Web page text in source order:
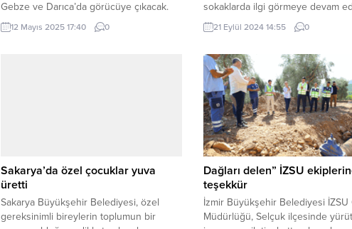
Gebze ve Darıca’da görücüye çıkacak.
KOCAELİ (İGFA) – Kocaeli Büyükşehir
Belediyesi Meslek ve Sanat Eğitimi
12 Mayıs 2025 17:40 0
sokaklarda ilgi görmeye devam
Özellikle kış aylarının vazgeçilmez
lezzeti olan kestane, Cumhuriyet
tezgahlarda ateşte pişirilerek satışa
sunuluyor. BURSA (İGFA) –
Caddesi’ndeki seyyar satıcılar,
kebabının şehirdeki geleneksel
olduğuna dikkat çekiyor.
21 Eylül 2024 14:55 0
Sakarya’da özel çocuklar yuva
üretti
Sakarya Büyükşehir Belediyesi, özel
gereksinimli bireylerin toplumun bir
Dağları delen” İZSU
teşekkür
İzmir Büyükşehir Belediyesi İZSU
Müdürlüğü, Selçuk ilçesinde